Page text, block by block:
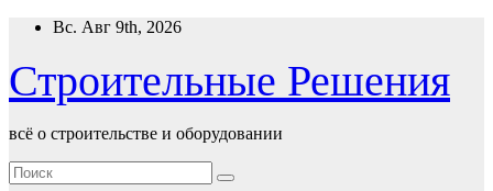
Перейти
содержимому
Вс. Авг 9th, 2026
Строительные Решения
всё о строительстве и оборудовании